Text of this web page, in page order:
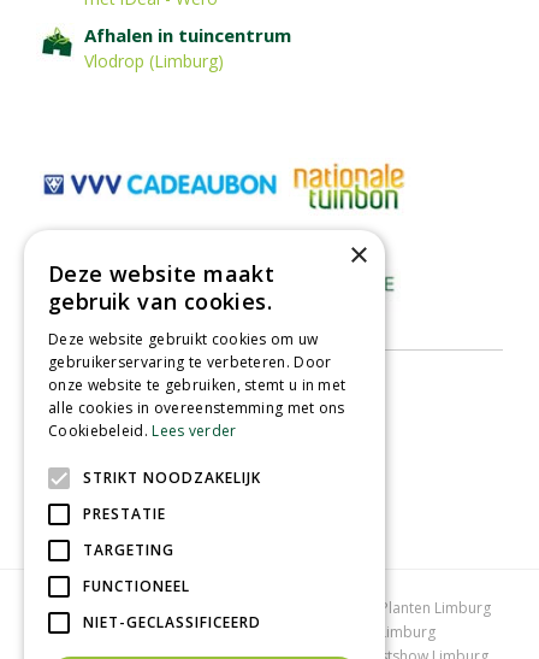
Afhalen in tuincentrum
Vlodrop (Limburg)
Tuincentrum Limburg
Planten Limburg
Bomen en struiken Limburg
Tuinplanten Limburg
×
Deze website maakt
gebruik van cookies.
Deze website gebruikt cookies om uw
gebruikerservaring te verbeteren. Door
onze website te gebruiken, stemt u in met
alle cookies in overeenstemming met ons
Cookiebeleid.Lees verder
STRIKT NOODZAKELIJK
PRESTATIE
TARGETING
FUNCTIONEEL
NIET-GECLASSIFICEERD